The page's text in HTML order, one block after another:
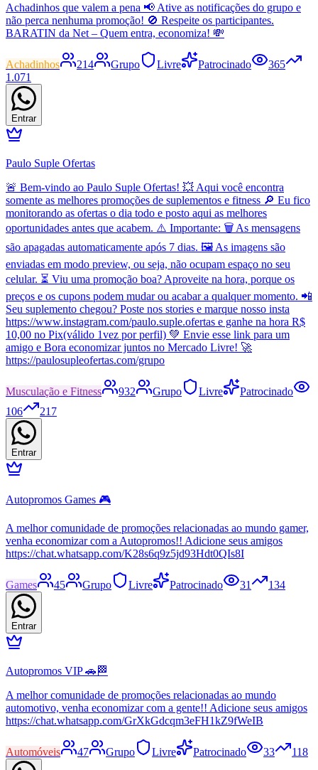
Achadinhos que valem a pena 📢 Ative as notificações do grupo e
não perca nenhuma promoção! 🚫 Respeite os participantes.
BARATIN da Net – Quem entra, economiza! 💸
Achadinhos 214 Grupo Livre Patrocinado
365
1.071
Entrar
Paulo Suple Ofertas
🚨 Bem-vindo ao Paulo Suple Ofertas! 💥 Aqui você encontra
somente as melhores promoções de suplementos e fitness 🔎 Eu fico
monitorando as ofertas o dia todo e posto aqui as melhores
oportunidades antes que acabem. ⚠️ Importante: 🗑️ As mensagens
são apagadas automaticamente após 7 dias. 🖼️ As imagens são
enviadas em modo preview, ou seja, não ocupam espaço no seu
celular. ⏳ Viu uma promoção boa? Aproveite na hora, porque os
preços e os cupons podem mudar ou acabar a qualquer momento. 📲
Seu suplemento chegou? Poste nos stories e marque nosso insta
https://www.instagram.com/paulo.suple.ofertas e ganhe na hora R$
10,00 no Pix(válido 1vez por perfil) 💚 Envie esse link para um
amigo e Bora economizar juntos no Mercado Livre! 🚀
https://paulosupleofertas.com/grupo
Musculação e Fitness 932 Grupo Livre
Patrocinado
106
217
Entrar
Autopromos Games 🎮
A melhor comunidade de promoções relacionadas ao mundo gamer,
venha economizar com a Autopromos!! Adicione seus amigos
https://chat.whatsapp.com/K28s6q9z5jd93Hdt0QIs8I
Games 45 Grupo Livre Patrocinado 31 134
Entrar
Autopromos VIP 🚗🏁
A melhor comunidade de promoções relacionadas ao mundo
automotivo, venha economizar com a gente!! Adicione seus amigos
https://chat.whatsapp.com/GrXkGdcqm3eFH1kZ9fWeIB
Automóveis 47 Grupo Livre Patrocinado 33 118